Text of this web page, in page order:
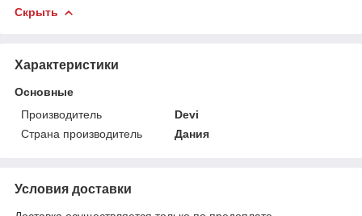
Скрыть
Характеристики
Основные
Производитель
Devi
Страна производитель
Дания
Условия доставки